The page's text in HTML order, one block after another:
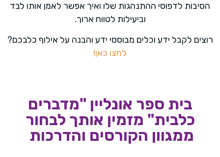
הסיבות לדפוסי ההתנהגות שלו ואיך אפשר לאמן אותו לבד
וביעילות לטווח ארוך.
רוצים לקבל ידע וכלים מבוססי ידע והבנה על אילוף כלבכם?
לחצו כאן!
בית ספר אונליין "מדברים
כלבית" מזמין אותך לבחור
ממגוון הקורסים והדרכות